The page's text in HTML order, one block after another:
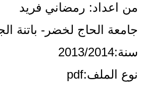
من اعداد: رمضاني فريد
جامعة الحاج لخضر- باتنة
سنة:2013/2014
نوع الملف:pdf